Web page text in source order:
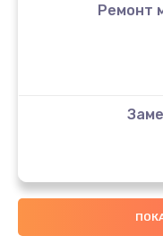
Ремонт